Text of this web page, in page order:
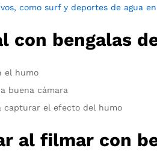
como surf y deportes de agua
con bengalas
el humo
buena cámara
capturar el efecto del humo
al filmar con